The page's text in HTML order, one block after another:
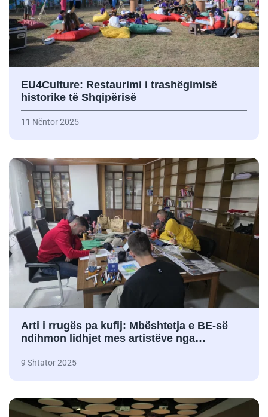
EU4Culture: Restaurimi i trashëgimisë
historike të Shqipërisë
11 Nëntor 2025
Arti i rrugës pa kufij: Mbështetja e BE-së
ndihmon lidhjet mes artistëve nga…
9 Shtator 2025